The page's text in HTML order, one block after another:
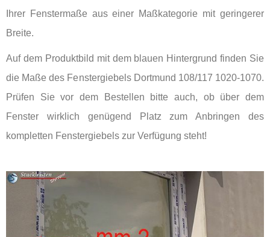
Ihrer Fenstermaße aus einer Maßkategorie mit geringerer
Breite.
Auf dem Produktbild mit dem blauen Hintergrund finden Sie
die Maße des Fenstergiebels Dortmund 108/117 1020-1070.
Prüfen Sie vor dem Bestellen bitte auch, ob über dem
Fenster wirklich genügend Platz zum Anbringen des
kompletten Fenstergiebels zur Verfügung steht!